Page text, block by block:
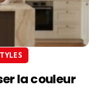
la couleur